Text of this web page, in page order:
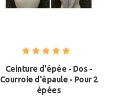
Ceinture d'épée - Dos -
Courroie d'épaule - Pour 2
épées